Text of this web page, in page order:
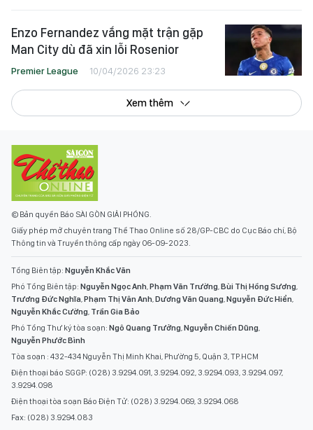
Enzo Fernandez vắng mặt trận gặp
Man City dù đã xin lỗi Rosenior
Premier League 10/04/2026 23:23
Xem thêm
© Bản quyền Báo SÀI GÒN GIẢI PHÓNG.
Giấy phép mở chuyên trang Thể Thao Online số 28/GP-CBC do Cục Báo chí, Bộ
Thông tin và Truyền thông cấp ngày 06-09-2023.
Tổng Biên tập: Nguyễn Khắc Văn
Phó Tổng Biên tập: Nguyễn Ngọc Anh Phạm Văn Trường Bùi Thị Hồng Sương
Trương Đức Nghĩa Phạm Thị Vân Anh Dương Văn Quang Nguyễn Đức Hiển
Nguyễn Khắc Cường Trần Gia Bảo
Phó Tổng Thư ký tòa soạn: Ngô Quang Trưởng Nguyễn Chiến Dũng
Nguyễn Phước Bình
Tòa soạn : 432-434 Nguyễn Thị Minh Khai, Phường 5, Quận 3, TP.HCM
Điện thoại báo SGGP: (028) 3.9294.091, 3.9294.092, 3.9294.093, 3.9294.097,
3.9294.098
Điện thoại tòa soạn Báo Điện Tử: (028) 3.9294.069, 3.9294.068
Fax: (028) 3.9294.083